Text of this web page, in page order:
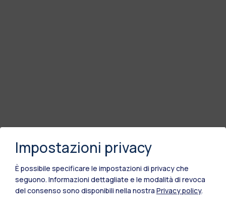
Impostazioni privacy
È possibile specificare le impostazioni di privacy che
seguono. Informazioni dettagliate e le modalità di revoca
del consenso sono disponibili nella nostra Privacy policy.